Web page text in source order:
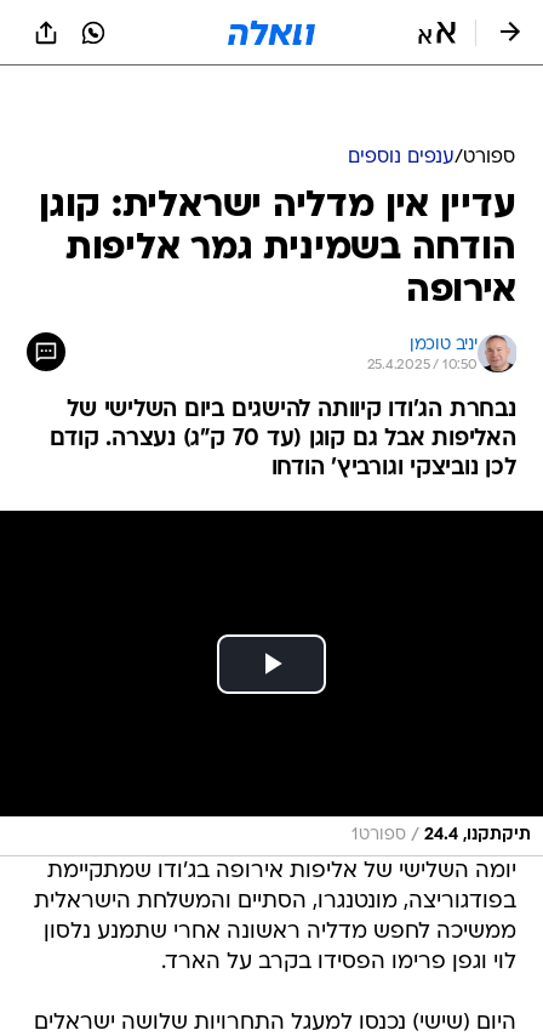
ספורט/ענפים נוספים
עדיין אין מדליה ישראלית: קוגן
הודחה בשמינית גמר אליפות
אירופה
יניב טוכמן
25.4.2025 / 10:50
נבחרת הג'ודו קיוותה להישגים ביום השלישי של
האליפות אבל גם קוגן (עד 70 ק"ג) נעצרה. קודם
לכן נוביצקי וגורביץ' הודחו
תיקתקנו, 24.4 / ספורט1
יומה השלישי של אליפות אירופה בג'ודו שמתקיימת
בפודגוריצה, מונטנגרו, הסתיים והמשלחת הישראלית
ממשיכה לחפש מדליה ראשונה אחרי שתמנע נלסון
לוי וגפן פרימו הפסידו בקרב על הארד.
היום (שישי) נכנסו למעגל התחרויות שלושה ישראלים